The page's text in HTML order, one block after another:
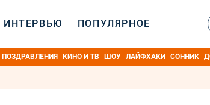
ИНТЕРВЬЮ ПОПУЛЯРНОЕ
ПОЗДРАВЛЕНИЯ КИНО И ТВ ШОУ ЛАЙФХАКИ СОННИК